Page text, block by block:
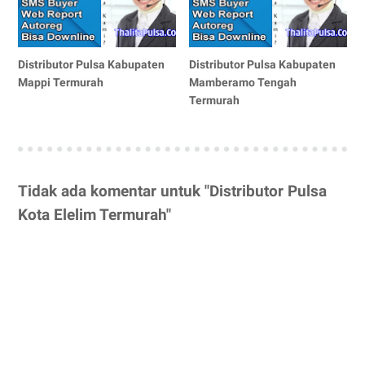
Distributor Pulsa Kabupaten
Mappi Termurah
Distributor Pulsa Kabupaten
Mamberamo Tengah
Termurah
Tidak ada komentar untuk "Distributor Pulsa
Kota Elelim Termurah"